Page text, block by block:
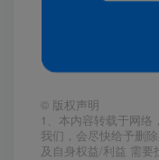
© 版权声明
1、本内容转载于网
我们，会尽快给予删
及自身权益/利益 需